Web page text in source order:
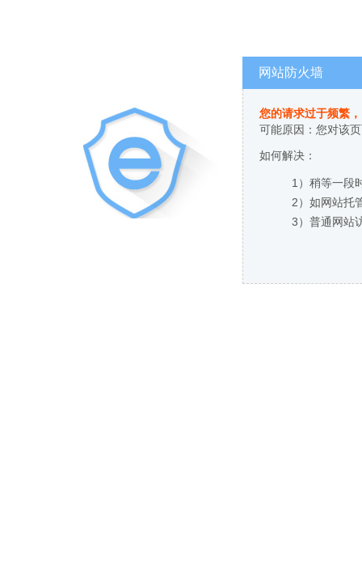
网站防火墙
您的请求过于频繁
可能原因：您对该
如何解决：
1）稍等一段
2）如网站托
3）普通网站